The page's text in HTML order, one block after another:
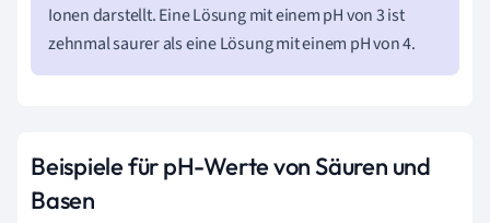
Ionen darstellt. Eine Lösung mit einem pH von 3 ist
zehnmal saurer als eine Lösung mit einem pH von 4.
Beispiele für pH-Werte von Säuren und
Basen